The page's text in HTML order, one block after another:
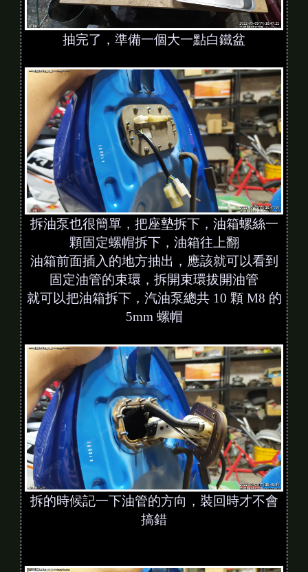
抽完了，準備一個大一點白鐵盆
拆油泵也很簡單，把座墊拆下，油箱螺絲一
顆固定螺帽拆下，油箱往上翻
油箱前面插入的地方抽出，應該就可以看到
固定油管的束環，拆開束環拔開油管
就可以把油箱拆下，汽油泵總共 10 顆 M8 的
5mm 螺帽
拆的時候記一下油管的方向，裝回時才不會
搞錯